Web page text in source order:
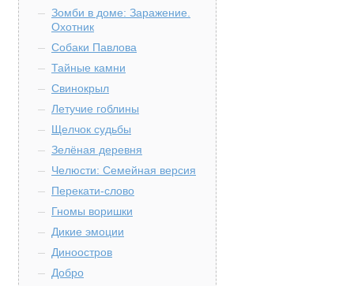
Зомби в доме: Заражение.
Охотник
Собаки Павлова
Тайные камни
Свинокрыл
Летучие гоблины
Щелчок судьбы
Зелёная деревня
Челюсти: Семейная версия
Перекати-слово
Гномы воришки
Дикие эмоции
Диноостров
Добро